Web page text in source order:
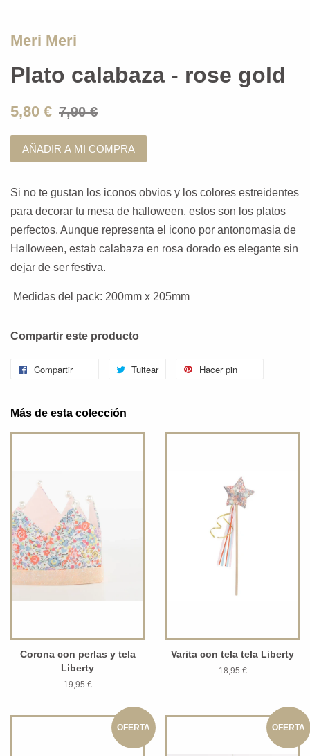
Meri Meri
Plato calabaza - rose gold
5,80 € 7,90 €
AÑADIR A MI COMPRA
Si no te gustan los iconos obvios y los colores estreidentes
para decorar tu mesa de halloween, estos son los platos
perfectos. Aunque representa el icono por antonomasia de
Halloween, estab calabaza en rosa dorado es elegante sin
dejar de ser festiva.
Medidas del pack: 200mm x 205mm
Compartir este producto
Compartir Tuitear Hacer pin
Más de esta colección
Corona con perlas y tela
Liberty
19,95 €
Varita con tela tela Liberty
18,95 €
OFERTA OFERTA